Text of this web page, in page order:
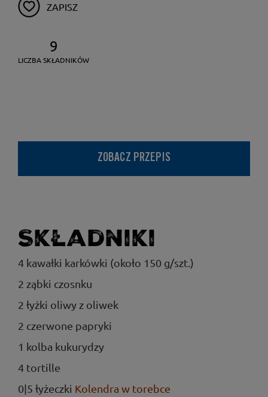
ZAPISZ
9
LICZBA SKŁADNIKÓW
ZOBACZ PRZEPIS
Składniki
4 kawałki karkówki (około 150 g/szt.)
2 ząbki czosnku
2 łyżki oliwy z oliwek
2 czerwone papryki
1 kolba kukurydzy
4 tortille
0|5 łyżeczki Kolendra w torebce